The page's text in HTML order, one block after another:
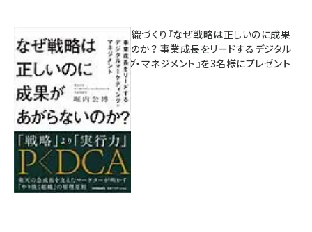
成果を生む組織づくり『なぜ戦略は正しいのに成果
があがらないのか？ 事業成長をリードするデジタル
マーケティング・マネジメント』を3名様にプレゼント
8月7日 10:00